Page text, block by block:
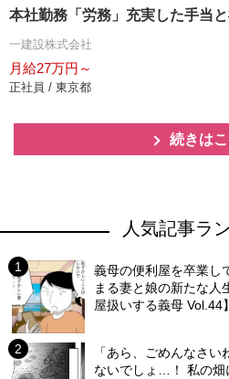
本社勤務「労務」充実した手当
一建設株式会社
月給27万円～
正社員 / 東京都
続きは
人気記事ラ
義母の便利屋を卒業し
まる妻と娘の新たな人
屋扱いする義母 Vol.44】
「あら、ごめんなさ
ないでしょ…！ 私の